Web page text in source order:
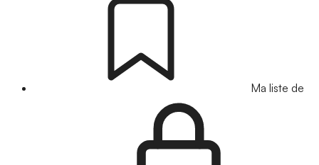
Ma liste de